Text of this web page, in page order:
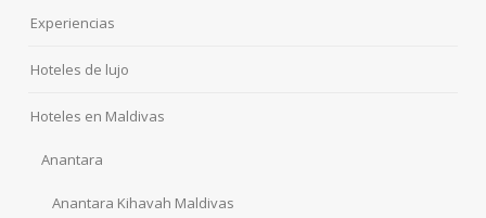
Experiencias
Hoteles de lujo
Hoteles en Maldivas
Anantara
Anantara Kihavah Maldivas